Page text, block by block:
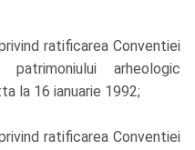
ratificarea Conventiei
arheologic
la 16 ianuarie 1992;
ratificarea Conventiei